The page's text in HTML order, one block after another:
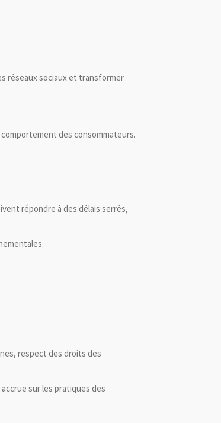
réseaux sociaux et transformer
des consommateurs.
répondre à des délais serrés,
respect des droits des
sur les pratiques des